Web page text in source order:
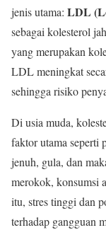
jenis utama: LDL
sebagai kolesterol
yang merupakan
LDL meningkat
sehingga risiko
Di usia muda,
faktor utama seperti
jenuh, gula, dan
merokok, konsumsi
itu, stres tinggi dan
terhadap gangguan